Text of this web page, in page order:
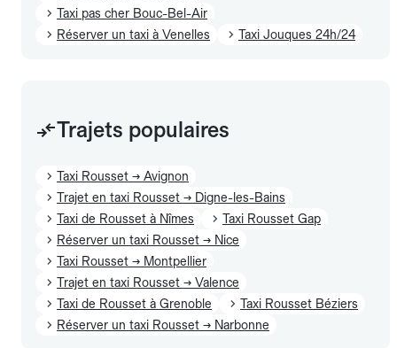
Taxi pas cher Bouc-Bel-Air
Réserver un taxi à Venelles
Taxi Jouques 24h/24
Trajets populaires
Taxi Rousset → Avignon
Trajet en taxi Rousset → Digne-les-Bains
Taxi de Rousset à Nîmes
Taxi Rousset Gap
Réserver un taxi Rousset → Nice
Taxi Rousset → Montpellier
Trajet en taxi Rousset → Valence
Taxi de Rousset à Grenoble
Taxi Rousset Béziers
Réserver un taxi Rousset → Narbonne